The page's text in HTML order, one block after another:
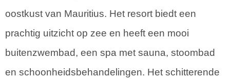
oostkust van Mauritius. Het resort biedt een
prachtig uitzicht op zee en heeft een mooi
buitenzwembad, een spa met sauna, stoombad
en schoonheidsbehandelingen. Het schitterende